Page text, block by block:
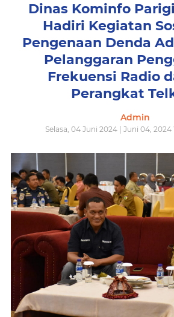
Dinas Kominfo
Hadiri Kegiatan
Pengenaan Denda
Pelanggaran
Frekuensi Radio
Perangkat
Admin
Selasa, 04 Juni 2024 | Juni 04, 2024